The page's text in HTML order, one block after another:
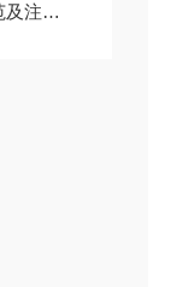
事项